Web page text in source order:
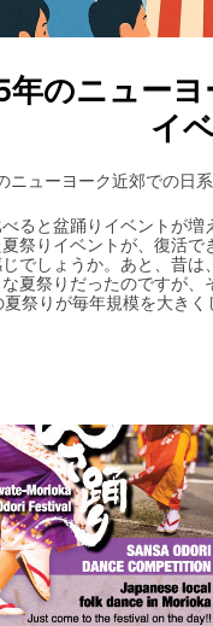
のニューヨ
イ
ニューヨーク近郊での日
ると盆踊りイベントが
祭りイベントが、復活
じでしょうか。あと、昔
夏祭りだったのですが
祭りが毎年規模を大き